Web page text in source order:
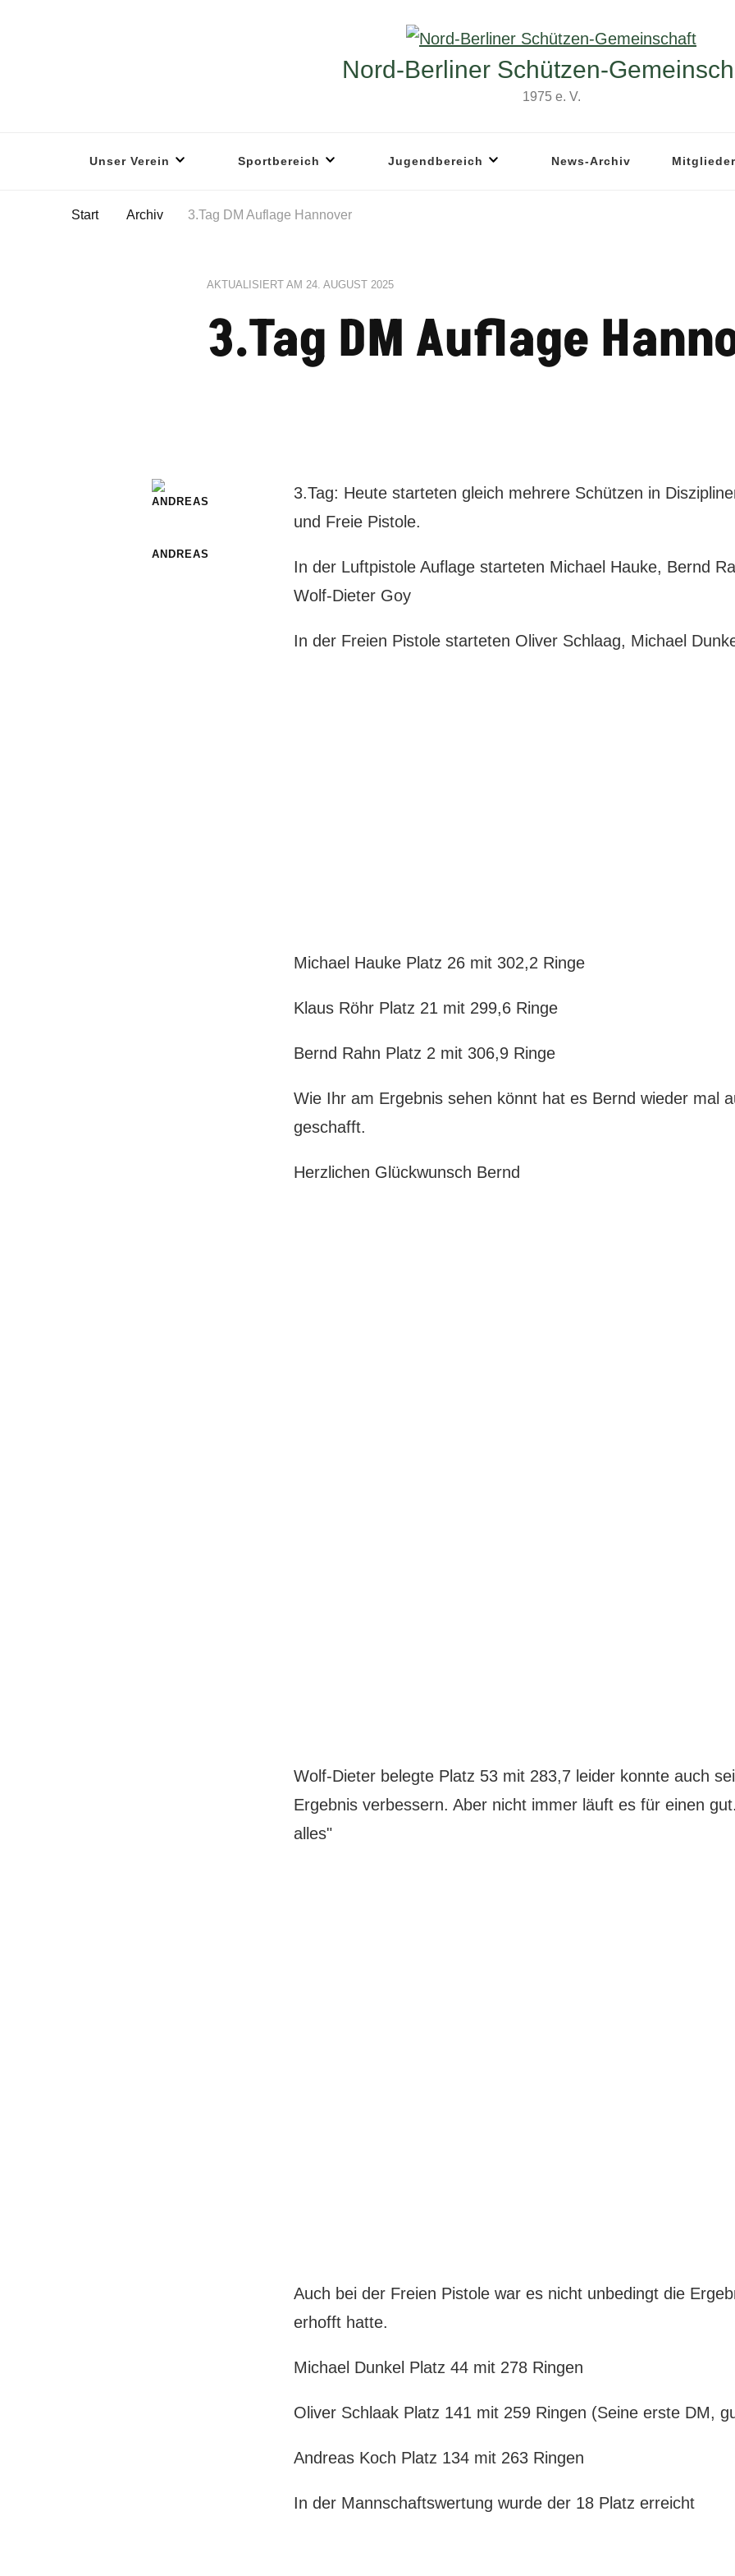
Nord-Berliner Schützen-
1975 e. V.
Unser Verein Sportbereich Jugendbereich News-Archiv
Start Archiv 3.Tag DM Auflage Hannover
AKTUALISIERT AM 24. AUGUST 2025
3.Tag DM Auflage
ANDREAS
3.Tag: Heute starteten gleich mehrere Schützen in
und Freie Pistole.
In der Luftpistole Auflage starteten Michael Hauke, Bernd
Wolf-Dieter Goy
In der Freien Pistole starteten Oliver Schlaag, Michael
Michael Hauke Platz 26 mit 302,2 Ringe
Klaus Röhr Platz 21 mit 299,6 Ringe
Bernd Rahn Platz 2 mit 306,9 Ringe
Wie Ihr am Ergebnis sehen könnt hat es Bernd wieder mal
geschafft.
Herzlichen Glückwunsch Bernd
Wolf-Dieter belegte Platz 53 mit 283,7 leider konnte auch
Ergebnis verbessern. Aber nicht immer läuft es für einen
alles"
Auch bei der Freien Pistole war es nicht unbedingt die
erhofft hatte.
Michael Dunkel Platz 44 mit 278 Ringen
Oliver Schlaak Platz 141 mit 259 Ringen (Seine erste DM,
Andreas Koch Platz 134 mit 263 Ringen
In der Mannschaftswertung wurde der 18 Platz erreicht